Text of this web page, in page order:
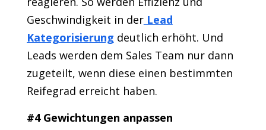
Geschwindigkeit in derLead
Kategorisierung deutlich erhöht. Und
Leads werden dem Sales Team nur dann
zugeteilt, wenn diese einen bestimmten
Reifegrad erreicht haben.
#4 Gewichtungen anpassen